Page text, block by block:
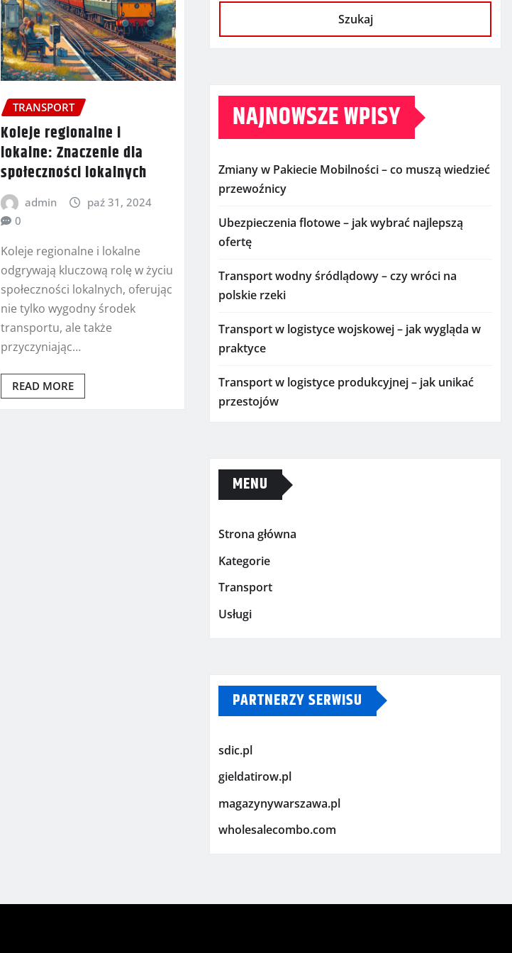
TRANSPORT
Koleje regionalne i
lokalne: Znaczenie dla
społeczności lokalnych
admin
paź 31, 2024
0
Koleje regionalne i lokalne
odgrywają kluczową rolę w życiu
społeczności lokalnych, oferując
nie tylko wygodny środek
transportu, ale także
przyczyniając…
READ MORE
Szukaj
NAJNOWSZE WPISY
Zmiany w Pakiecie Mobilności – co muszą wiedzieć
przewoźnicy
Ubezpieczenia flotowe – jak wybrać najlepszą
ofertę
Transport wodny śródlądowy – czy wróci na
polskie rzeki
Transport w logistyce wojskowej – jak wygląda w
praktyce
Transport w logistyce produkcyjnej – jak unikać
przestojów
MENU
Strona główna
Kategorie
Transport
Usługi
PARTNERZY SERWISU
sdic.pl
gieldatirow.pl
magazynywarszawa.pl
wholesalecombo.com